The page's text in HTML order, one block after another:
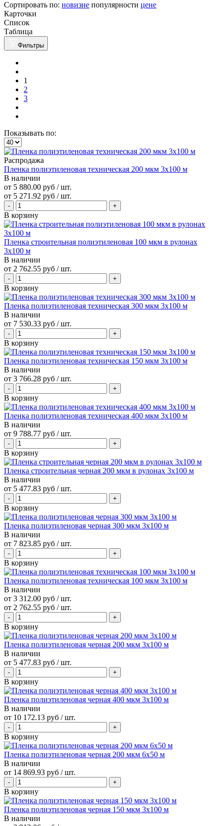
Сортировать по: новизне популярности цене
Карточки
Список
Таблица
Фильтры
1
2
3
Показывать по:
Распродажа
Пленка полиэтиленовая техническая 200 мкм 3х100 м
В наличии
от 5 880.00 руб / шт.
от 5 271.92 руб / шт.
В корзину
Пленка строительная полиэтиленовая 100 мкм в рулонах
3х100 м
В наличии
от 2 762.55 руб / шт.
В корзину
Пленка полиэтиленовая техническая 300 мкм 3х100 м
В наличии
от 7 530.33 руб / шт.
В корзину
Пленка полиэтиленовая техническая 150 мкм 3х100 м
В наличии
от 3 766.28 руб / шт.
В корзину
Пленка полиэтиленовая техническая 400 мкм 3х100 м
В наличии
от 9 788.77 руб / шт.
В корзину
Пленка строительная черная 200 мкм в рулонах 3х100 м
В наличии
от 5 477.83 руб / шт.
В корзину
Пленка полиэтиленовая черная 300 мкм 3х100 м
В наличии
от 7 823.85 руб / шт.
В корзину
Пленка полиэтиленовая техническая 100 мкм 3х100 м
В наличии
от 3 312.00 руб / шт.
от 2 762.55 руб / шт.
В корзину
Пленка полиэтиленовая черная 200 мкм 3х100 м
В наличии
от 5 477.83 руб / шт.
В корзину
Пленка полиэтиленовая черная 400 мкм 3х100 м
В наличии
от 10 172.13 руб / шт.
В корзину
Пленка полиэтиленовая черная 200 мкм 6х50 м
В наличии
от 14 869.93 руб / шт.
В корзину
Пленка полиэтиленовая черная 150 мкм 3х100 м
В наличии